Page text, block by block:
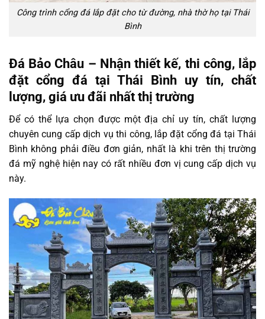
Công trình cổng đá lắp đặt cho từ đường, nhà thờ họ tại Thái
Bình
Đá Bảo Châu – Nhận thiết kế, thi công, lắp
đặt cổng đá tại Thái Bình uy tín, chất
lượng, giá ưu đãi nhất thị trường
Để có thể lựa chọn được một địa chỉ uy tín, chất lượng
chuyên cung cấp dịch vụ thi công, lắp đặt cổng đá tại Thái
Bình không phải điều đơn giản, nhất là khi trên thị trường
đá mỹ nghệ hiện nay có rất nhiều đơn vị cung cấp dịch vụ
này.